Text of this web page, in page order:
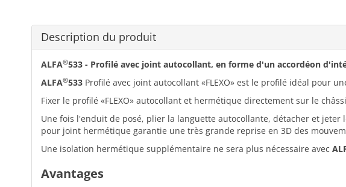
Description du produit
ALFA®533 - Profilé avec joint autocollant, en forme d'un accordéon
ALFA®533 Profilé avec joint autocollant «FLEXO» est le profilé idéal pour
Fixer le profilé «FLEXO» autocollant et hermétique directement sur le
Une fois l'enduit de posé, plier la languette autocollante, détacher et
pour joint hermétique garantie une très grande reprise en 3D des
Une isolation hermétique supplémentaire ne sera plus nécessaire avec
Avantages